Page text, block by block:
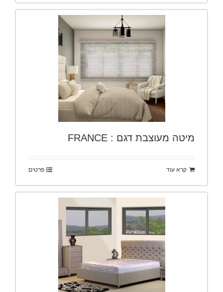
מיטה מעוצבת דגם : FRANCE
קרא עוד פרטים